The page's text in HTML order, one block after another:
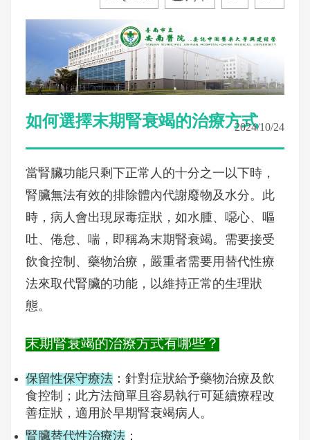
如何選擇末期腎衰竭的治療方式2024/10/24
當腎臟功能只剩下正常人的十分之一以下時，
腎臟無法有效的排除體內代謝廢物及水分。此
時，病人會出現尿毒症狀，如水腫、噁心、嘔
吐、倦怠、喘，即稱為末期腎衰竭。需要接受
飲食控制、藥物治療，嚴重者需要用替代性療
法來取代腎臟的功能，以維持正常的生理狀
態。
末期腎衰竭的治療方式有哪些？
保留性保守療法：針對症狀給予藥物治療及飲
食控制；此方法簡單且容易執行可延續療程改
善症狀，適用於早期腎衰竭病人。
腎臟替代性治療法：